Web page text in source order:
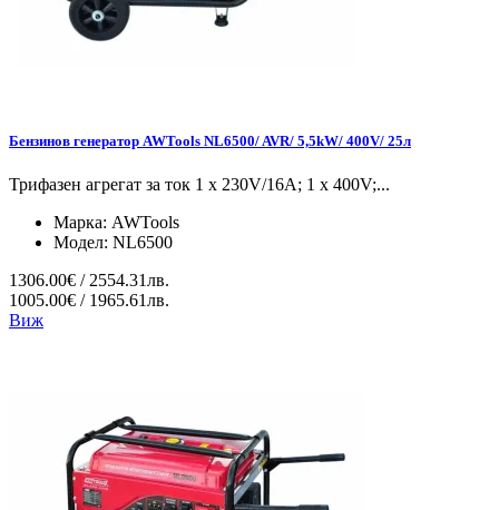
Бензинов генератор AWTools NL6500/ AVR/ 5,5kW/ 400V/ 25л
Трифазен агрегат за ток 1 x 230V/16A; 1 x 400V;...
Марка: AWTools
Модел: NL6500
1306.00€ / 2554.31лв.
1005.00€ / 1965.61лв.
Виж